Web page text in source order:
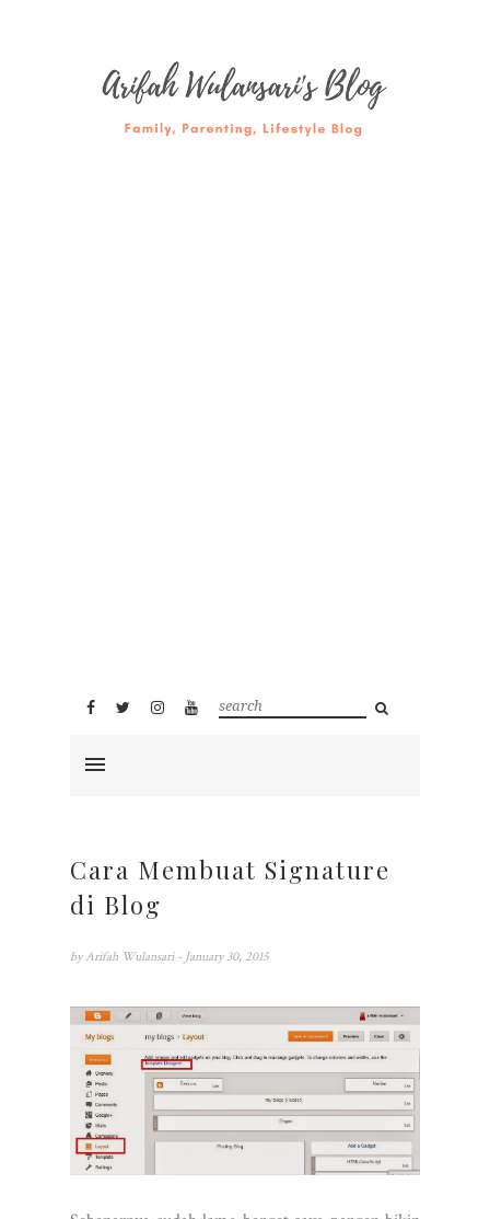
Cara Membuat Signature
di Blog
by Arifah Wulansari - January 30, 2015